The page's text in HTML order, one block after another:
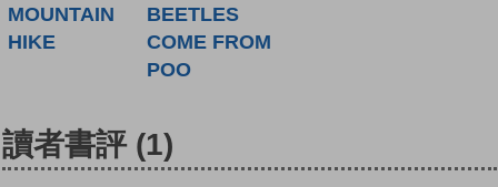
MOUNTAIN
HIKE
BEETLES
COME FROM
POO
讀者書評 (1)